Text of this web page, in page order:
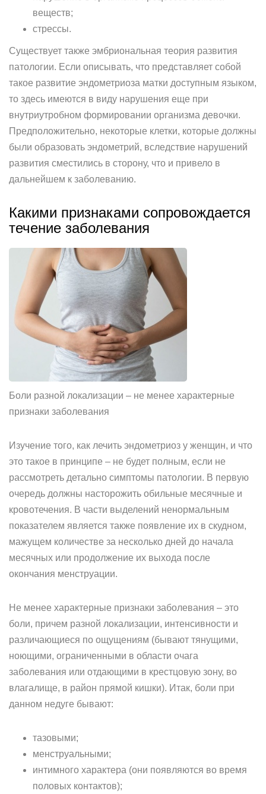
веществ;
стрессы.
Существует также эмбриональная теория развития
патологии. Если описывать, что представляет собой
такое развитие эндометриоза матки доступным языком,
то здесь имеются в виду нарушения еще при
внутриутробном формировании организма девочки.
Предположительно, некоторые клетки, которые должны
были образовать эндометрий, вследствие нарушений
развития сместились в сторону, что и привело в
дальнейшем к заболеванию.
Какими признаками сопровождается
течение заболевания
Боли разной локализации – не менее характерные
признаки заболевания
Изучение того, как лечить эндометриоз у женщин, и что
это такое в принципе – не будет полным, если не
рассмотреть детально симптомы патологии. В первую
очередь должны насторожить обильные месячные и
кровотечения. В части выделений ненормальным
показателем является также появление их в скудном,
мажущем количестве за несколько дней до начала
месячных или продолжение их выхода после
окончания менструации.
Не менее характерные признаки заболевания – это
боли, причем разной локализации, интенсивности и
различающиеся по ощущениям (бывают тянущими,
ноющими, ограниченными в области очага
заболевания или отдающими в крестцовую зону, во
влагалище, в район прямой кишки). Итак, боли при
данном недуге бывают:
тазовыми;
менструальными;
интимного характера (они появляются во время
половых контактов);